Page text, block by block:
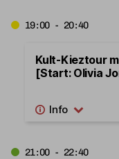
19:00 - 20:40
Kult-Kieztour
[Start: Olivia
21:00 - 22:40